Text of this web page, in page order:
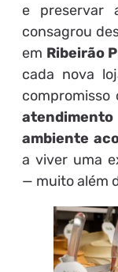
e preservar
consagrou
em Ribeirão
cada nova
compromisso
ambiente
a viver uma
— muito além